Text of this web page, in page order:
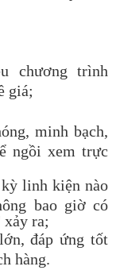
chương trình
giá;
minh bạch,
ngồi xem trực
linh kiện nào
bao giờ có
ra;
đáp ứng tốt
hàng.